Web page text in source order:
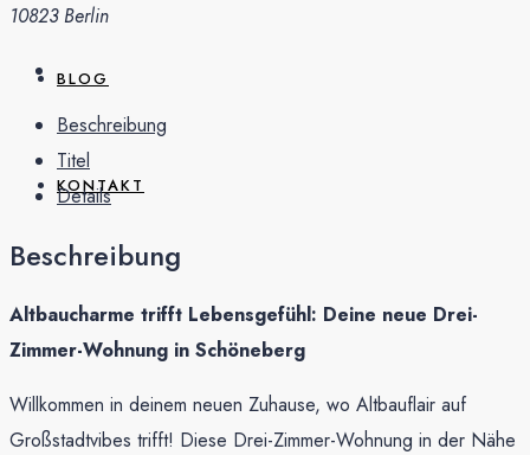
BLOG
KONTAKT
10823 Berlin
Beschreibung
Titel
Details
Beschreibung
Altbaucharme trifft Lebensgefühl: Deine neue Drei-
Zimmer-Wohnung in Schöneberg
Willkommen in deinem neuen Zuhause, wo Altbauflair auf
Großstadtvibes trifft! Diese Drei-Zimmer-Wohnung in der Nähe